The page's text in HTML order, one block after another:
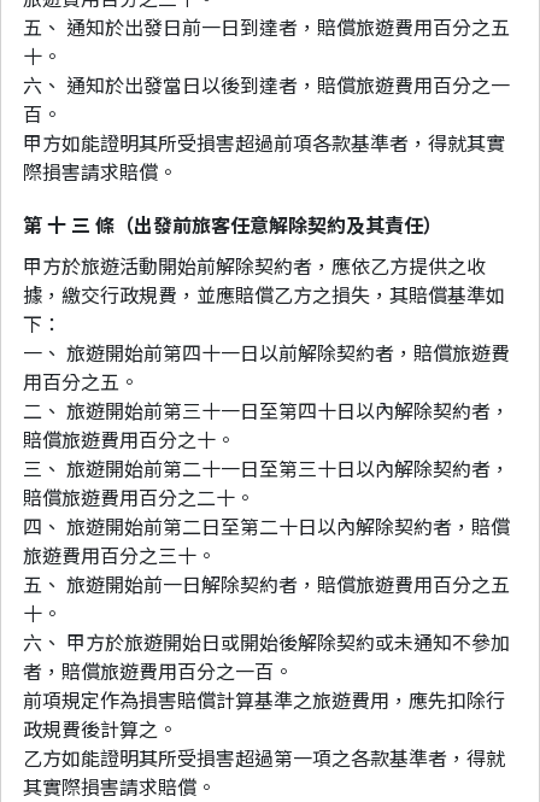
五、 通知於出發日前一日到達者，賠償旅遊費用百分之五
十。
六、 通知於出發當日以後到達者，賠償旅遊費用百分之一
百。
甲方如能證明其所受損害超過前項各款基準者，得就其實
際損害請求賠償。
第 十 三 條（出發前旅客任意解除契約及其責任）
甲方於旅遊活動開始前解除契約者，應依乙方提供之收
據，繳交行政規費，並應賠償乙方之損失，其賠償基準如
下：
一、 旅遊開始前第四十一日以前解除契約者，賠償旅遊費
用百分之五。
二、 旅遊開始前第三十一日至第四十日以內解除契約者，
賠償旅遊費用百分之十。
三、 旅遊開始前第二十一日至第三十日以內解除契約者，
賠償旅遊費用百分之二十。
四、 旅遊開始前第二日至第二十日以內解除契約者，賠償
旅遊費用百分之三十。
五、 旅遊開始前一日解除契約者，賠償旅遊費用百分之五
十。
六、 甲方於旅遊開始日或開始後解除契約或未通知不參加
者，賠償旅遊費用百分之一百。
前項規定作為損害賠償計算基準之旅遊費用，應先扣除行
政規費後計算之。
乙方如能證明其所受損害超過第一項之各款基準者，得就
其實際損害請求賠償。